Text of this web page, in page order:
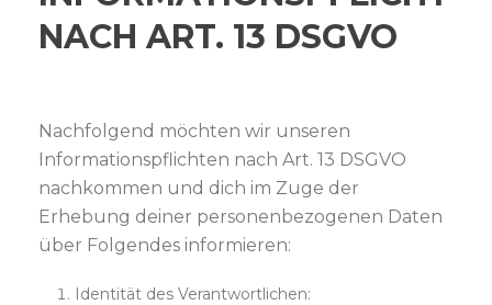
NACH ART. 13 DSGVO
Nachfolgend möchten wir unseren
Informationspflichten nach Art. 13 DSGVO
nachkommen und dich im Zuge der
Erhebung deiner personenbezogenen Daten
über Folgendes informieren:
Identität des Verantwortlichen: